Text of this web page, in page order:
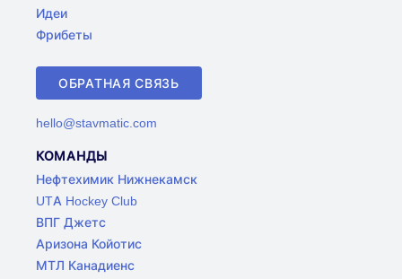
Идеи
Фрибеты
ОБРАТНАЯ СВЯЗЬ
hello@stavmatic.com
КОМАНДЫ
Нефтехимик Нижнекамск
UTA Hockey Club
ВПГ Джетс
Аризона Койотис
МТЛ Канадиенс